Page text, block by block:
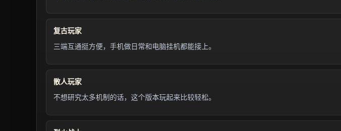
复古玩家
三端互通挺方便，手机做日常和电脑挂机都能接上。
散人玩家
不想研究太多机制的话，这个版本玩起来比较轻松。